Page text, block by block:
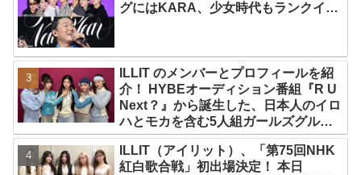
グにはKARA、少女時代もランクイ
ILLIT のメンバーとプロフィールを紹
介！ HYBEオーディション番組『R U
Next？』から誕生した、日本人のイロ
ハとモカを含む5人組ガールズグルー
プ！ デビュー曲「Magnetic」がいき
なりの大ヒット
ILLIT（アイリット）、「第75回NHK
紅白歌合戦」初出場決定！ 本日